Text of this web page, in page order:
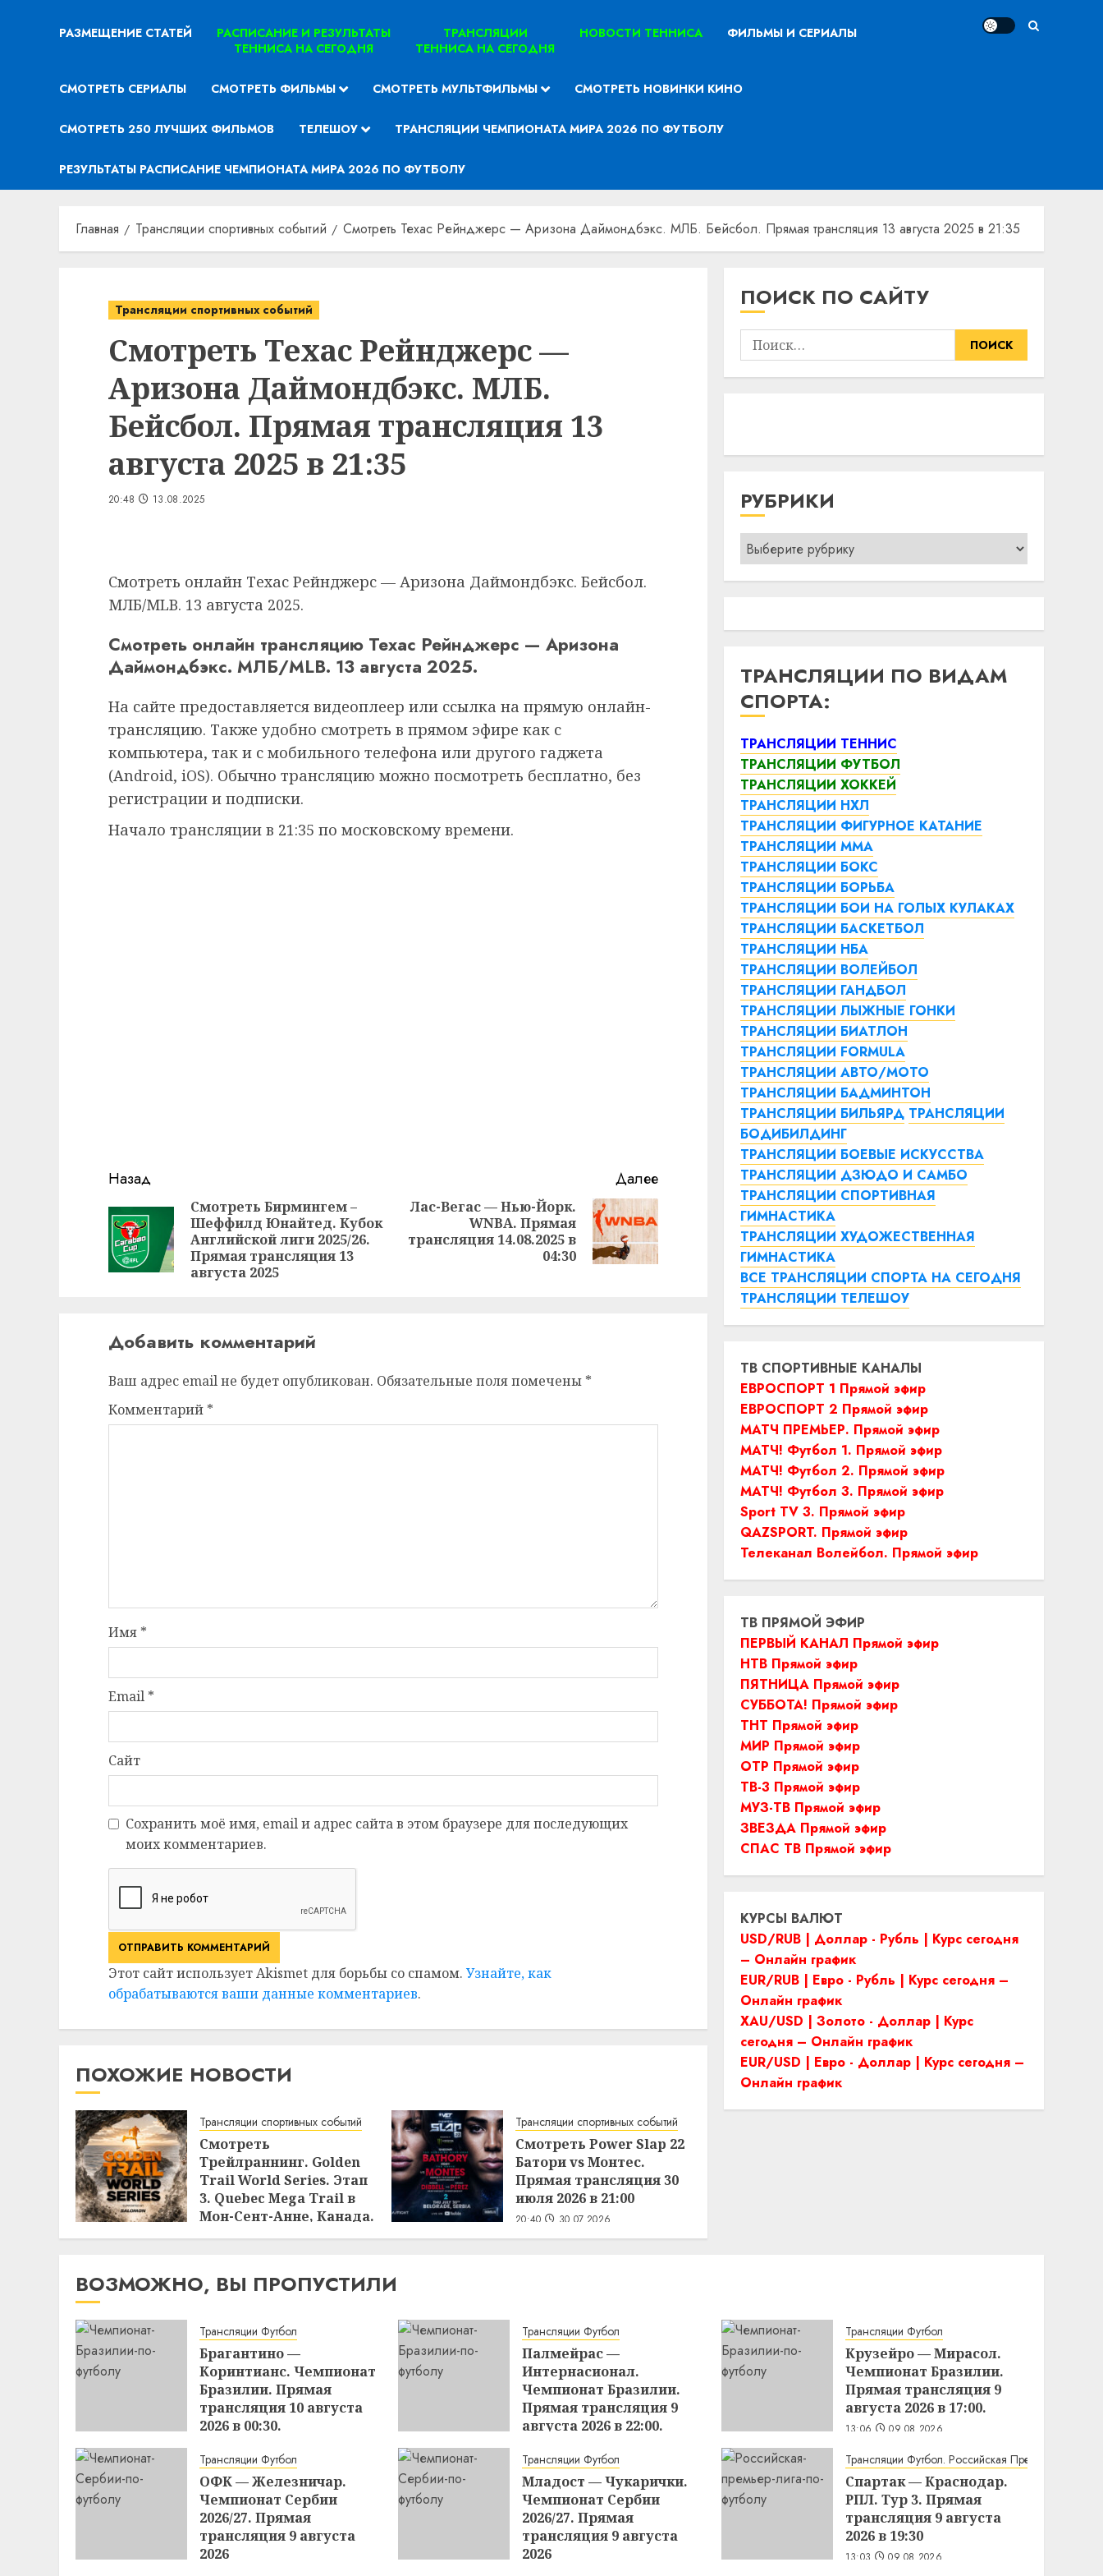
РАЗМЕЩЕНИЕ СТАТЕЙ
РАСПИСАНИЕ И РЕЗУЛЬТАТЫ
ТЕННИСА НА СЕГОДНЯ
ТРАНСЛЯЦИИ
ТЕННИСА НА СЕГОДНЯ
НОВОСТИ ТЕННИСА ФИЛЬМЫ И СЕРИАЛЫ
СМОТРЕТЬ СЕРИАЛЫ СМОТРЕТЬ ФИЛЬМЫ СМОТРЕТЬ МУЛЬТФИЛЬМЫ СМОТРЕТЬ НОВИНКИ КИНО
СМОТРЕТЬ 250 ЛУЧШИХ ФИЛЬМОВ ТЕЛЕШОУ ТРАНСЛЯЦИИ ЧЕМПИОНАТА МИРА 2026 ПО ФУТБОЛУ
РЕЗУЛЬТАТЫ РАСПИСАНИЕ ЧЕМПИОНАТА МИРА 2026 ПО ФУТБОЛУ
Главная Трансляции спортивных событий Смотреть Техас Рейнджерс — Аризона Даймондбэкс. МЛБ. Бейсбол. Прямая трансляция 13 августа 2025 в 21:35
Трансляции спортивных событий
Смотреть Техас Рейнджерс —
Аризона Даймондбэкс. МЛБ.
Бейсбол. Прямая трансляция 13
августа 2025 в 21:35
20:48 13.08.2025
Смотреть онлайн Техас Рейнджерс — Аризона Даймондбэкс. Бейсбол.
МЛБ/MLB. 13 августа 2025.
Смотреть онлайн трансляцию Техас Рейнджерс — Аризона
Даймондбэкс. МЛБ/MLB. 13 августа 2025.
На сайте предоставляется видеоплеер или ссылка на прямую онлайн-
трансляцию. Также удобно смотреть в прямом эфире как с
компьютера, так и с мобильного телефона или другого гаджета
(Android, iOS). Обычно трансляцию можно посмотреть бесплатно, без
регистрации и подписки.
Начало трансляции в 21:35 по московскому времени.
Продолжить
чтение
Назад
Предыдущая
Смотреть Бирмингем –
Шеффилд Юнайтед. Кубок
Английской лиги 2025/26.
Прямая трансляция 13
августа 2025
Далее
Следующая
запись:
Лас-Вегас — Нью-Йорк.
WNBA. Прямая
трансляция 14.08.2025 в
04:30
Добавить комментарий
Ваш адрес email не будет опубликован. Обязательные поля помечены *
Комментарий *
Имя *
Email *
Сайт
Сохранить моё имя, email и адрес сайта в этом браузере для последующих
моих комментариев.
Этот сайт использует Akismet для борьбы со спамом. Узнайте, как
обрабатываются ваши данные комментариев.
ПОХОЖИЕ НОВОСТИ
Трансляции спортивных событий
Смотреть
Трейлраннинг. Golden
Trail World Series. Этап
3. Quebec Mega Trail в
Мон-Сент-Анне, Канада.
1 августа 2026
Трансляции спортивных событий
Смотреть Power Slap 22
Батори vs Монтес.
Прямая трансляция 30
июля 2026 в 21:00
20:40 30.07.2026
ПОИСК ПО САЙТУ
Найти:
РУБРИКИ
Рубрики
ТРАНСЛЯЦИИ ПО ВИДАМ
СПОРТА:
ТРАНСЛЯЦИИ ТЕННИС
ТРАНСЛЯЦИИ ФУТБОЛ
ТРАНСЛЯЦИИ ХОККЕЙ
ТРАНСЛЯЦИИ НХЛ
ТРАНСЛЯЦИИ ФИГУРНОЕ КАТАНИЕ
ТРАНСЛЯЦИИ ММА
ТРАНСЛЯЦИИ БОКС
ТРАНСЛЯЦИИ БОРЬБА
ТРАНСЛЯЦИИ БОИ НА ГОЛЫХ КУЛАКАХ
ТРАНСЛЯЦИИ БАСКЕТБОЛ
ТРАНСЛЯЦИИ НБА
ТРАНСЛЯЦИИ ВОЛЕЙБОЛ
ТРАНСЛЯЦИИ ГАНДБОЛ
ТРАНСЛЯЦИИ ЛЫЖНЫЕ ГОНКИ
ТРАНСЛЯЦИИ БИАТЛОН
ТРАНСЛЯЦИИ FORMULA
ТРАНСЛЯЦИИ АВТО/МОТО
ТРАНСЛЯЦИИ БАДМИНТОН
ТРАНСЛЯЦИИ БИЛЬЯРД ТРАНСЛЯЦИИ
БОДИБИЛДИНГ
ТРАНСЛЯЦИИ БОЕВЫЕ ИСКУССТВА
ТРАНСЛЯЦИИ ДЗЮДО И САМБО
ТРАНСЛЯЦИИ СПОРТИВНАЯ
ГИМНАСТИКА
ТРАНСЛЯЦИИ ХУДОЖЕСТВЕННАЯ
ГИМНАСТИКА
ВСЕ ТРАНСЛЯЦИИ СПОРТА НА СЕГОДНЯ
ТРАНСЛЯЦИИ ТЕЛЕШОУ
ТВ СПОРТИВНЫЕ КАНАЛЫ
ЕВРОСПОРТ 1 Прямой эфир
ЕВРОСПОРТ 2 Прямой эфир
МАТЧ ПРЕМЬЕР. Прямой эфир
МАТЧ! Футбол 1. Прямой эфир
МАТЧ! Футбол 2. Прямой эфир
МАТЧ! Футбол 3. Прямой эфир
Sport TV 3. Прямой эфир
QAZSPORT. Прямой эфир
Телеканал Волейбол. Прямой эфир
ТВ ПРЯМОЙ ЭФИР
ПЕРВЫЙ КАНАЛ Прямой эфир
НТВ Прямой эфир
ПЯТНИЦА Прямой эфир
СУББОТА! Прямой эфир
ТНТ Прямой эфир
МИР Прямой эфир
ОТР Прямой эфир
ТВ-3 Прямой эфир
МУЗ-ТВ Прямой эфир
ЗВЕЗДА Прямой эфир
СПАС ТВ Прямой эфир
КУРСЫ ВАЛЮТ
USD/RUB | Доллар - Рубль | Курс сегодня
– Онлайн график
EUR/RUB | Евро - Рубль | Курс сегодня –
Онлайн график
XAU/USD | Золото - Доллар | Курс
сегодня – Онлайн график
EUR/USD | Евро - Доллар | Курс сегодня –
Онлайн график
ВОЗМОЖНО, ВЫ ПРОПУСТИЛИ
Трансляции Футбол
Брагантино —
Коринтианс. Чемпионат
Бразилии. Прямая
трансляция 10 августа
2026 в 00:30.
Трансляции Футбол
Палмейрас —
Интернасионал.
Чемпионат Бразилии.
Прямая трансляция 9
августа 2026 в 22:00.
Трансляции Футбол
Крузейро — Мирасол.
Чемпионат Бразилии.
Прямая трансляция 9
августа 2026 в 17:00.
13:06 09.08.2026
Трансляции Футбол
ОФК — Железничар.
Чемпионат Сербии
2026/27. Прямая
трансляция 9 августа
2026
Трансляции Футбол
Младост — Чукарички.
Чемпионат Сербии
2026/27. Прямая
трансляция 9 августа
2026
Трансляции Футбол. Российская Премьер Лига
Спартак — Краснодар.
РПЛ. Тур 3. Прямая
трансляция 9 августа
2026 в 19:30
13:03 09.08.2026